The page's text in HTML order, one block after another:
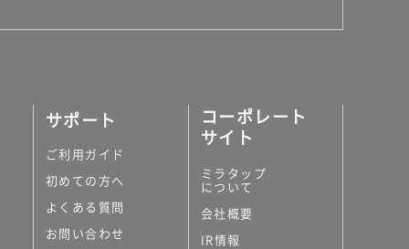
サポート
ご利用ガイド
初めての方へ
よくある質問
お問い合わせ
コーポレート
サイト
ミラタップ
について
会社概要
IR情報